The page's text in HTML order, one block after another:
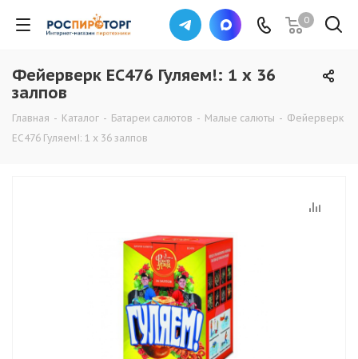
0
Фейерверк ЕС476 Гуляем!: 1 х 36
залпов
Главная - Каталог - Батареи салютов - Малые салюты - Фейерверк
ЕС476 Гуляем!: 1 х 36 залпов